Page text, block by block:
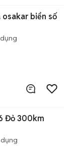
osakar biển số
Đỏ 300km